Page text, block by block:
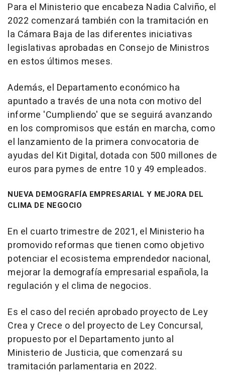
Para el Ministerio que encabeza Nadia Calviño, el
2022 comenzará también con la tramitación en
la Cámara Baja de las diferentes iniciativas
legislativas aprobadas en Consejo de Ministros
en estos últimos meses.
Además, el Departamento económico ha
apuntado a través de una nota con motivo del
informe 'Cumpliendo' que se seguirá avanzando
en los compromisos que están en marcha, como
el lanzamiento de la primera convocatoria de
ayudas del Kit Digital, dotada con 500 millones de
euros para pymes de entre 10 y 49 empleados.
NUEVA DEMOGRAFÍA EMPRESARIAL Y MEJORA DEL
CLIMA DE NEGOCIO
En el cuarto trimestre de 2021, el Ministerio ha
promovido reformas que tienen como objetivo
potenciar el ecosistema emprendedor nacional,
mejorar la demografía empresarial española, la
regulación y el clima de negocios.
Es el caso del recién aprobado proyecto de Ley
Crea y Crece o del proyecto de Ley Concursal,
propuesto por el Departamento junto al
Ministerio de Justicia, que comenzará su
tramitación parlamentaria en 2022.